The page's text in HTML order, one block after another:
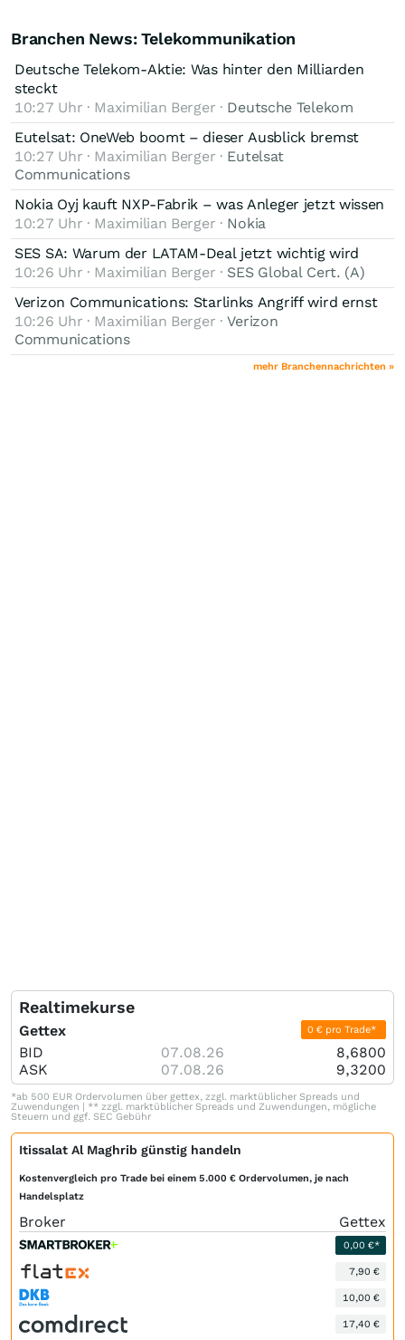
Branchen News: Telekommunikation
Deutsche Telekom-Aktie: Was hinter den Milliarden
steckt
10:27 Uhr · Maximilian Berger · Deutsche Telekom
Eutelsat: OneWeb boomt – dieser Ausblick bremst
10:27 Uhr · Maximilian Berger · Eutelsat
Communications
Nokia Oyj kauft NXP-Fabrik – was Anleger jetzt wissen
10:27 Uhr · Maximilian Berger · Nokia
SES SA: Warum der LATAM-Deal jetzt wichtig wird
10:26 Uhr · Maximilian Berger · SES Global Cert. (A)
Verizon Communications: Starlinks Angriff wird ernst
10:26 Uhr · Maximilian Berger ·Verizon
Communications
mehr Branchennachrichten »
Realtimekurse
Gettex 0 € pro Trade*
BID 07.08.26
8,6800
ASK
07.08.26 9,3200
*ab 500 EUR Ordervolumen über gettex, zzgl. marktüblicher Spreads und
Zuwendungen | ** zzgl. marktüblicher Spreads und Zuwendungen, mögliche
Steuern und ggf. SEC Gebühr
Itissalat Al Maghrib günstig handeln
Kostenvergleich pro Trade bei einem 5.000 € Ordervolumen, je nach
Handelsplatz
Broker Gettex
0,00 €*
7,90 €
10,00 €
17,40 €